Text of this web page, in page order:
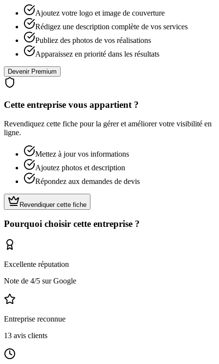
Ajoutez votre logo et image de couverture
Rédigez une description complète de vos services
Publiez des photos de vos réalisations
Apparaissez en priorité dans les résultats
Devenir Premium
Cette entreprise vous appartient ?
Revendiquez cette fiche pour la gérer et améliorer votre visibilité en
ligne.
Mettez à jour vos informations
Ajoutez photos et description
Répondez aux demandes de devis
Revendiquer cette fiche
Pourquoi choisir cette entreprise ?
Excellente réputation
Note de 4/5 sur Google
Entreprise reconnue
13 avis clients